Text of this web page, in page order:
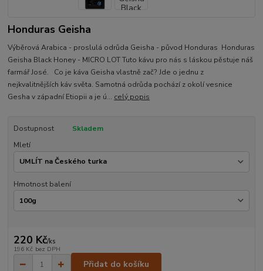
Honduras Geisha
Výběrová Arabica - proslulá odrůda Geisha - původ Honduras Honduras
Geisha Black Honey - MICRO LOT Tuto kávu pro nás s láskou pěstuje náš
farmář José. Co je káva Geisha vlastně zač? Jde o jednu z
nejkvalitnějších káv světa. Samotná odrůda pochází z okolí vesnice
Gesha v západní Etiopii a je ú... celý popis
Dostupnost
Skladem
Mletí
Hmotnost balení
220 Kč/ks
196 Kč bez DPH
Přidat do košíku